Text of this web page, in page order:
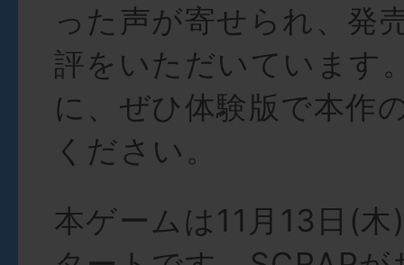
った声が寄せられ、発
評をいただいています
に、ぜひ体験版で本作
ください。
本ゲームは11月13日(